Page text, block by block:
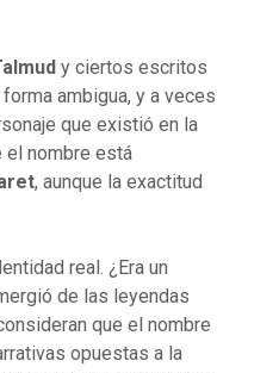
y ciertos escritos
ambigua, y a veces
que existió en la
el nombre está
, aunque la exactitud
real. ¿Era un
de las leyendas
que el nombre
opuestas a la